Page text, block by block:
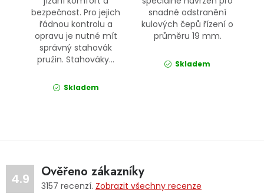
bezpečnost. Pro jejich
řádnou kontrolu a
opravu je nutné mít
správný stahovák
pružin. Stahováky...
Skladem
snadné odstranění
kulových čepů řízení o
průměru 19 mm.
Skladem
4.9 Ověřeno zákazníky
3157 recenzí. Zobrazit všechny recenze